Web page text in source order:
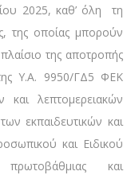
2025, καθ’ όλη τη
της οποίας μπορούν
της αποτροπής
Υ.Α. 9950/ΓΔ5 ΦΕΚ
και λεπτομερειακών
εκπαιδευτικών και
και Ειδικού
και